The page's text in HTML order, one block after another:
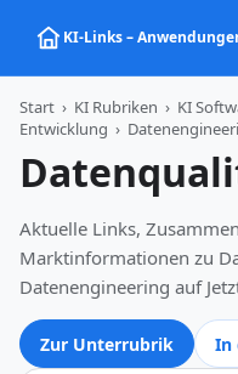
Start › KI Rubriken › KI
Entwicklung ›
Aktuelle Links,
Marktinformationen zu
Datenengineering auf
Zur Unterrubrik In